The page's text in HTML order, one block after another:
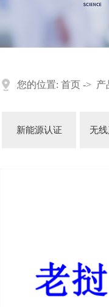
您的位置: 首页 -> 产
新能源认证 无